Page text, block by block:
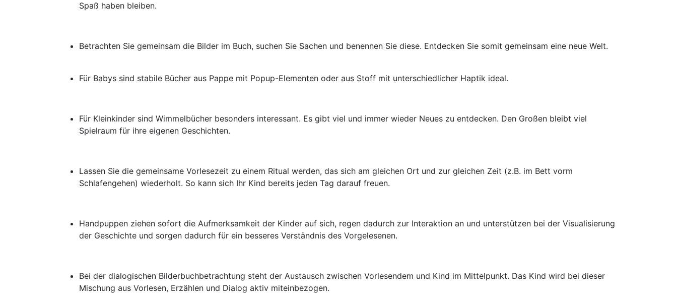
Spaß haben bleiben.
Betrachten Sie gemeinsam die Bilder im Buch, suchen Sie Sachen und benennen Sie diese. Entdecken Sie somit gemeinsam eine neue Welt.
Für Babys sind stabile Bücher aus Pappe mit Popup-Elementen oder aus Stoff mit unterschiedlicher Haptik ideal.
Für Kleinkinder sind Wimmelbücher besonders interessant. Es gibt viel und immer wieder Neues zu entdecken. Den Großen bleibt viel
Spielraum für ihre eigenen Geschichten.
Lassen Sie die gemeinsame Vorlesezeit zu einem Ritual werden, das sich am gleichen Ort und zur gleichen Zeit (z.B. im Bett vorm
Schlafengehen) wiederholt. So kann sich Ihr Kind bereits jeden Tag darauf freuen.
Handpuppen ziehen sofort die Aufmerksamkeit der Kinder auf sich, regen dadurch zur Interaktion an und unterstützen bei der Visualisierung
der Geschichte und sorgen dadurch für ein besseres Verständnis des Vorgelesenen.
Bei der dialogischen Bilderbuchbetrachtung steht der Austausch zwischen Vorlesendem und Kind im Mittelpunkt. Das Kind wird bei dieser
Mischung aus Vorlesen, Erzählen und Dialog aktiv miteinbezogen.